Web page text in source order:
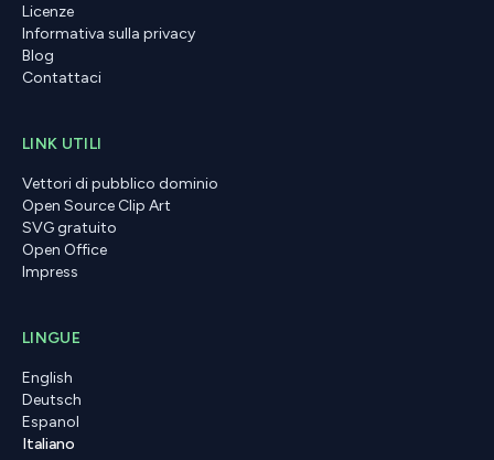
Licenze
Informativa sulla privacy
Blog
Contattaci
LINK UTILI
Vettori di pubblico dominio
Open Source Clip Art
SVG gratuito
Open Office
Impress
LINGUE
English
Deutsch
Espanol
Italiano